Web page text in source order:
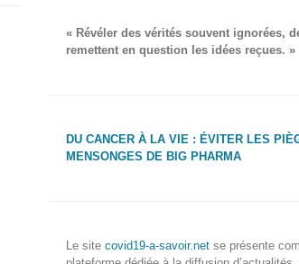
« Révéler des vérités souvent ignorées,
remettent en question les idées reçues. »
DU CANCER À LA VIE : ÉVITER LES
MENSONGES DE BIG PHARMA
Le site covid19-a-savoir.netse présente